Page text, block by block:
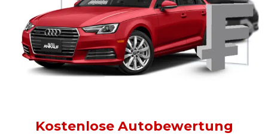
Kostenlose Autobewertung